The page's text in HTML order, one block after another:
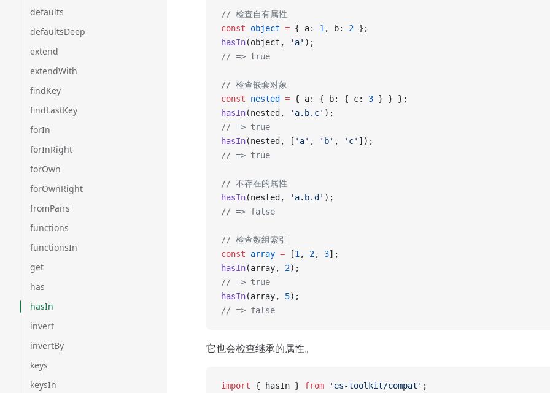
defaults
defaultsDeep
extend
extendWith
findKey
findLastKey
forIn
forInRight
forOwn
forOwnRight
fromPairs
functions
functionsIn
get
has
hasIn
invert
invertBy
keys
keysIn
// 检查自有属性
const object = { a: 1 , b: 2 };
hasIn(object, 'a' );
// => true
// 检查嵌套对象
const nested = { a: { b: { c: 3 } } };
hasIn(nested, 'a.b.c' );
// => true
hasIn(nested, [ 'a' , 'b' , 'c' ]);
// => true
// 不存在的属性
hasIn(nested, 'a.b.d' );
// => false
// 检查数组索引
const array = [1 , 2, 3];
hasIn(array, 2);
// => true
hasIn(array, 5);
// => false
它也会检查继承的属性。
import { hasIn } from 'es-toolkit/compat' ;